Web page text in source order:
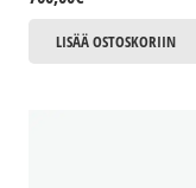
LISÄÄ OSTOSKORIIN